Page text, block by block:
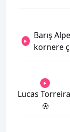
Barış
kornere
Lucas Torreira